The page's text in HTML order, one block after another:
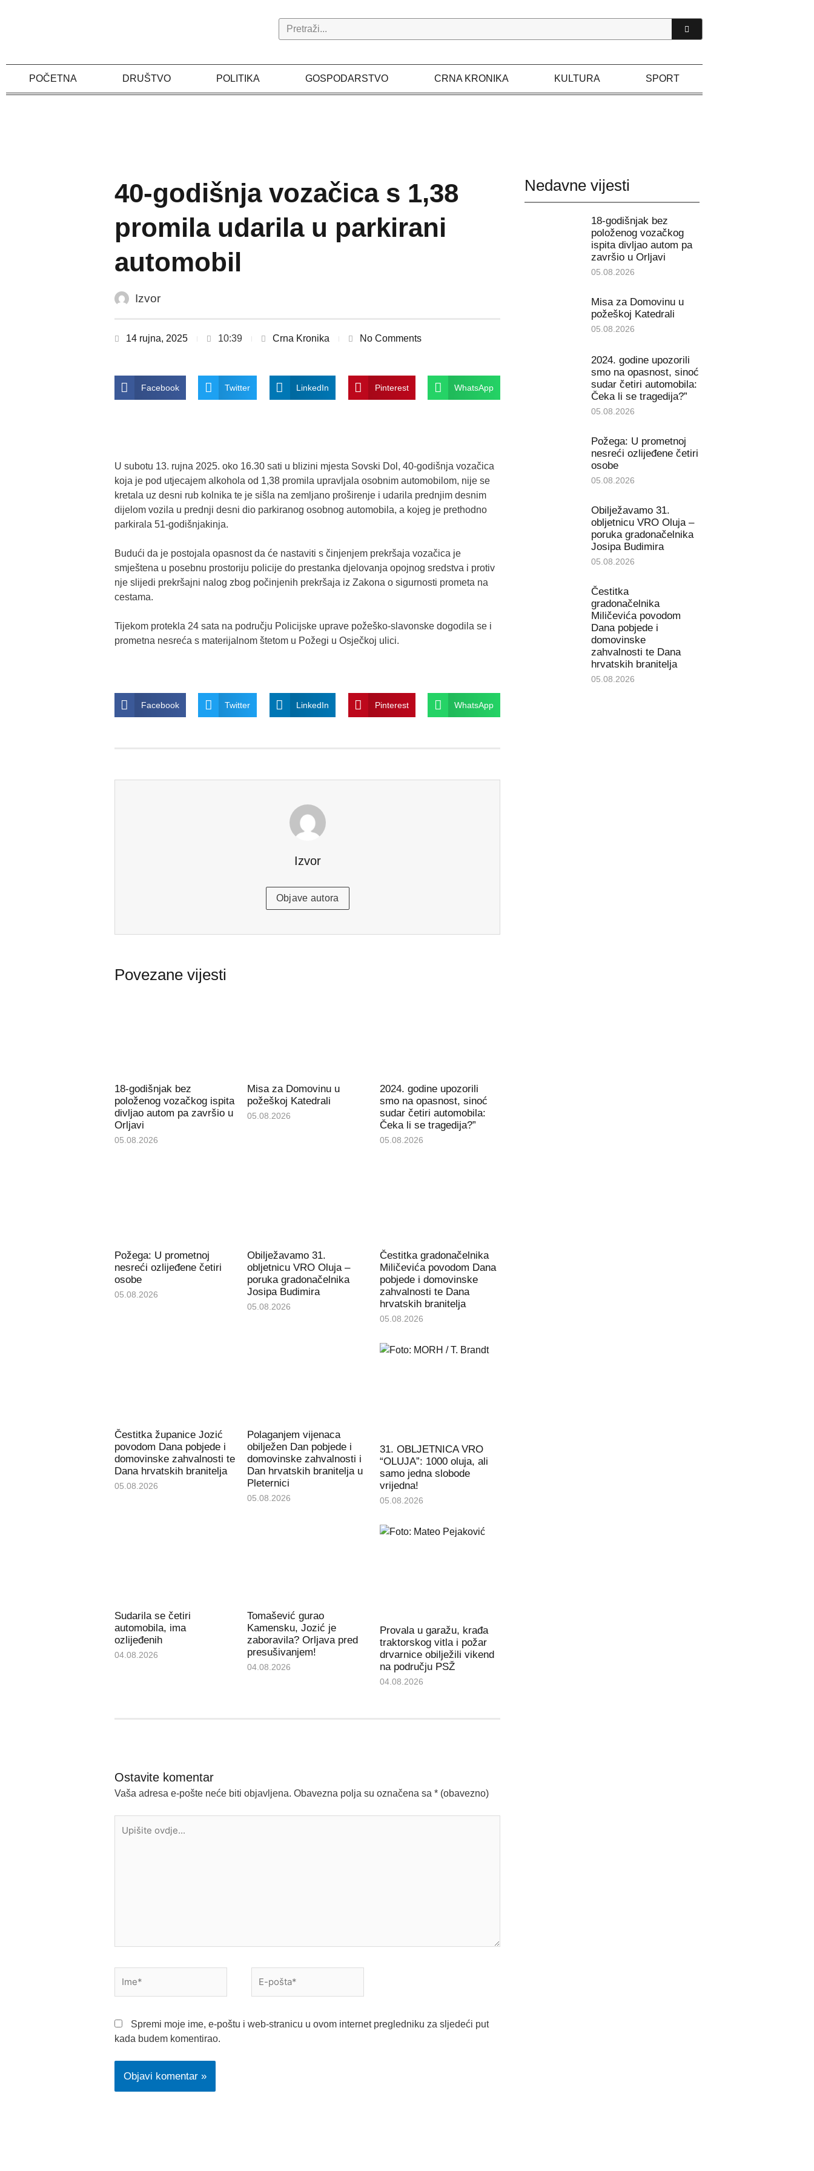
Search
POČETNA DRUŠTVO POLITIKA GOSPODARSTVO CRNA KRONIKA KULTURA SPORT
40-godišnja vozačica s 1,38
promila udarila u parkirani
automobil
Izvor
14 rujna, 2025 10:39 Crna Kronika No Comments
Facebook Twitter LinkedIn Pinterest WhatsApp
U subotu 13. rujna 2025. oko 16.30 sati u blizini mjesta Sovski Dol, 40-godišnja vozačica
koja je pod utjecajem alkohola od 1,38 promila upravljala osobnim automobilom, nije se
kretala uz desni rub kolnika te je sišla na zemljano proširenje i udarila prednjim desnim
dijelom vozila u prednji desni dio parkiranog osobnog automobila, a kojeg je prethodno
parkirala 51-godišnjakinja.
Budući da je postojala opasnost da će nastaviti s činjenjem prekršaja vozačica je
smještena u posebnu prostoriju policije do prestanka djelovanja opojnog sredstva i protiv
nje slijedi prekršajni nalog zbog počinjenih prekršaja iz Zakona o sigurnosti prometa na
cestama.
Tijekom protekla 24 sata na području Policijske uprave požeško-slavonske dogodila se i
prometna nesreća s materijalnom štetom u Požegi u Osječkoj ulici.
Facebook Twitter LinkedIn Pinterest WhatsApp
Izvor
Objave autora
Povezane vijesti
18-godišnjak bez
položenog vozačkog ispita
divljao autom pa završio u
Orljavi
05.08.2026
Misa za Domovinu u
požeškoj Katedrali
05.08.2026
2024. godine upozorili
smo na opasnost, sinoć
sudar četiri automobila:
Čeka li se tragedija?”
05.08.2026
Požega: U prometnoj
nesreći ozlijeđene četiri
osobe
05.08.2026
Obilježavamo 31.
obljetnicu VRO Oluja –
poruka gradonačelnika
Josipa Budimira
05.08.2026
Čestitka gradonačelnika
Miličevića povodom Dana
pobjede i domovinske
zahvalnosti te Dana
hrvatskih branitelja
05.08.2026
Čestitka županice Jozić
povodom Dana pobjede i
domovinske zahvalnosti te
Dana hrvatskih branitelja
05.08.2026
Polaganjem vijenaca
obilježen Dan pobjede i
domovinske zahvalnosti i
Dan hrvatskih branitelja u
Pleternici
05.08.2026
31. OBLJETNICA VRO
“OLUJA”: 1000 oluja, ali
samo jedna slobode
vrijedna!
05.08.2026
Sudarila se četiri
automobila, ima
ozlijeđenih
04.08.2026
Tomašević gurao
Kamensku, Jozić je
zaboravila? Orljava pred
presušivanjem!
04.08.2026
Provala u garažu, krađa
traktorskog vitla i požar
drvarnice obilježili vikend
na području PSŽ
04.08.2026
Ostavite komentar
Vaša adresa e-pošte neće biti objavljena. Obavezna polja su označena sa * (obavezno)
ovdje...
pošta*
Spremi moje ime, e-poštu i web-stranicu u ovom internet pregledniku za sljedeći put
kada budem komentirao.
Nedavne vijesti
18-godišnjak bez
položenog vozačkog
ispita divljao autom pa
završio u Orljavi
05.08.2026
Misa za Domovinu u
požeškoj Katedrali
05.08.2026
2024. godine upozorili
smo na opasnost, sinoć
sudar četiri automobila:
Čeka li se tragedija?”
05.08.2026
Požega: U prometnoj
nesreći ozlijeđene četiri
osobe
05.08.2026
Obilježavamo 31.
obljetnicu VRO Oluja –
poruka gradonačelnika
Josipa Budimira
05.08.2026
Čestitka
gradonačelnika
Miličevića povodom
Dana pobjede i
domovinske
zahvalnosti te Dana
hrvatskih branitelja
05.08.2026